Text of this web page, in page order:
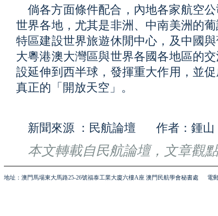
倘各方面條件配合，內地各家航空
世界各地，尤其是非洲、中南美洲的
特區建設世界旅遊休閒中心，及中國
大粵港澳大灣區與世界各國各地區的
設延伸到西半球，發揮重大作用，並
真正的「開放天空」。
新聞來源 ：民航論壇 作者：鍾山
本文轉載自民航論壇，文章觀
地址：澳門馬場東大馬路25-26號福泰工業大廈六樓A座 澳門民航學會秘書處 電